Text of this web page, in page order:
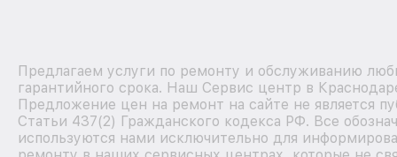
Предлагаем услуги по ремонту и обслуживанию
гарантийного срока. Наш Сервис центр в
Предложение цен на ремонт на сайте не является
Статьи 437(2) Гражданского кодекса РФ. Все
используются нами исключительно для